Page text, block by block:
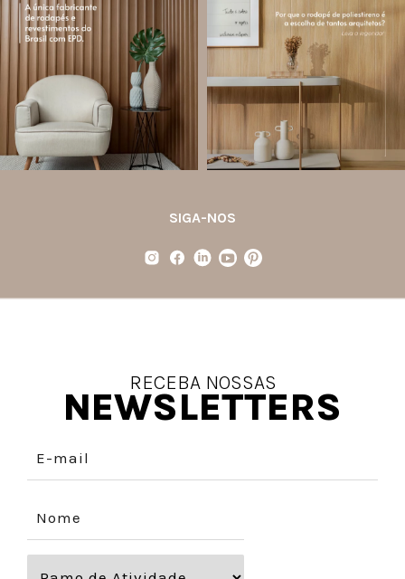
Você sabe o que é EPD?
A Declaração Ambiental de Produto
(Environmental Product Declaration) é
um documento internacional que
Jul 21
35 1
Os rodapés de poliestireno
conquistaram espaço na arquitetura
porque unem estética, praticidade e
desempenho em um único produto.
Diferente
SIGA-NOS
RECEBA NOSSAS
NEWSLETTERS